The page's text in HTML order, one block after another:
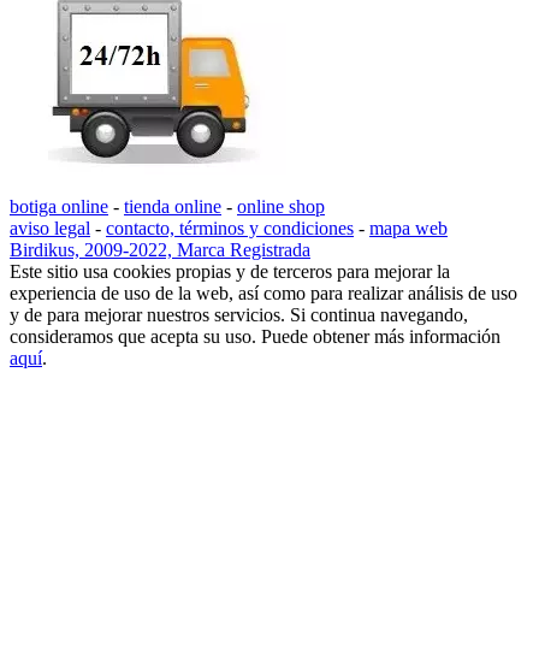
botiga online - tienda online - online shop
aviso legal - contacto, términos y condiciones - mapa web
Birdikus, 2009-2022, Marca Registrada
Este sitio usa cookies propias y de terceros para mejorar la
experiencia de uso de la web, así como para realizar análisis de uso
y de para mejorar nuestros servicios. Si continua navegando,
consideramos que acepta su uso. Puede obtener más información
aquí.